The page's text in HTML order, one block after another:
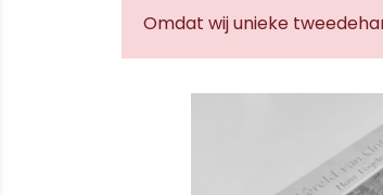
Omdat wij unieke